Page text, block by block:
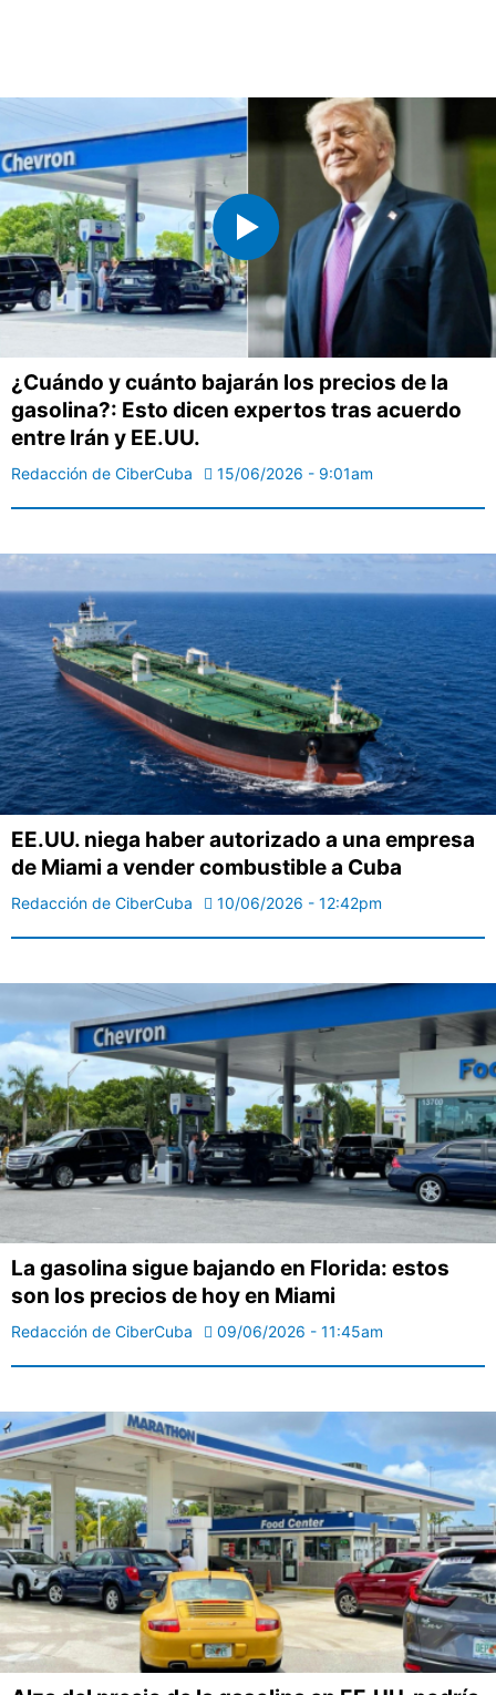
¿Cuándo y cuánto bajarán los precios de la
gasolina?: Esto dicen expertos tras acuerdo
entre Irán y EE.UU.
Redacción de CiberCuba 15/06/2026 - 9:01am
EE.UU. niega haber autorizado a una empresa
de Miami a vender combustible a Cuba
Redacción de CiberCuba 10/06/2026 - 12:42pm
La gasolina sigue bajando en Florida: estos
son los precios de hoy en Miami
Redacción de CiberCuba 09/06/2026 - 11:45am